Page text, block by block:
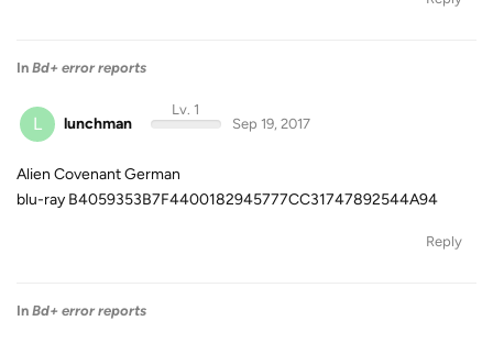
In Bd+ error reports
L lunchman
Lv. 1
Sep 19, 2017
Alien Covenant German
blu-ray B4059353B7F4400182945777CC31747892544A94
Reply
In Bd+ error reports